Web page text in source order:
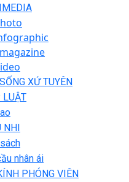
XỨ TUYÊN
LUẬT
NHI
nhân ái
PHÓNG VIÊN